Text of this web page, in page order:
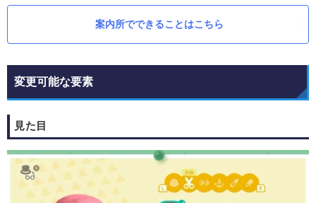
案内所でできることはこちら
変更可能な要素
見た目